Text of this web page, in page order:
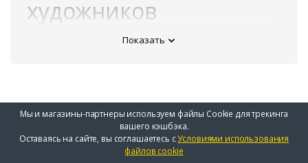
художников
Показать
Мы и магазины-партнеры используем файлы Cookie для трекинга
вашего кэшбэка.
Оставаясь на сайте, вы соглашаетесь сУсловиями использования
файлов cookie